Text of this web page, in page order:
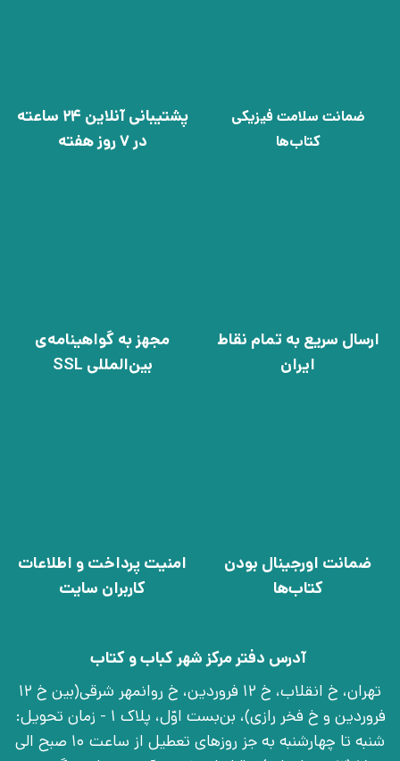
ضمانت سلامت فیزیکی
کتاب‌ها
پشتیبانی آنلاین 24 ساعته
در 7 روز هفته
ارسال سریع به تمام نقاط
ایران
مجهز به گواهینامه‌ی
بین‌المللی SSL
ضمانت اورجینال بودن
کتاب‌ها
امنیت پرداخت و اطلاعات
کاربران سایت
آدرس دفتر مرکز شهر کباب و کتاب
تهران، خ انقلاب، خ 12 فروردین، خ روانمهر شرقی(بین خ 12
فروردین و خ فخر رازی)، بن‌بست اوّل، پلاک 1 - زمان تحویل:
شنبه تا چهارشنبه به جز روزهای تعطیل از ساعت 10 صبح الی